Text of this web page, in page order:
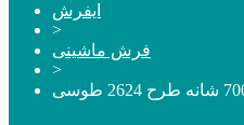
ایفرش
>
فرش ماشینی
>